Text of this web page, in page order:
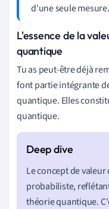
d'une seule mesure.
L'essence de la
quantique
Tu as peut-être déjà
font partie intégrante
quantique. Elles
quantique.
Le concept de
probabiliste,
théorie quantique.